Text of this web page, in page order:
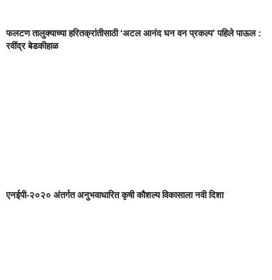
फलटण तालुक्याच्या हरितक्रांतीसाठी ‘अटल आनंद घन वन प्रकल्प’ पहिले पाऊल :
रवींद्र बेडकीहाळ
एनईपी-२०२० अंतर्गत अनुभवाधारित कृषी कौशल्य विकासाला नवी दिशा